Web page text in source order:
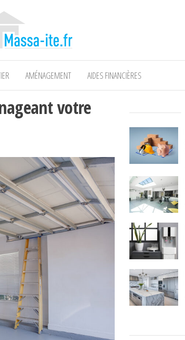
AMÉNAGEMENT AIDES FINANCIÈRES
votre